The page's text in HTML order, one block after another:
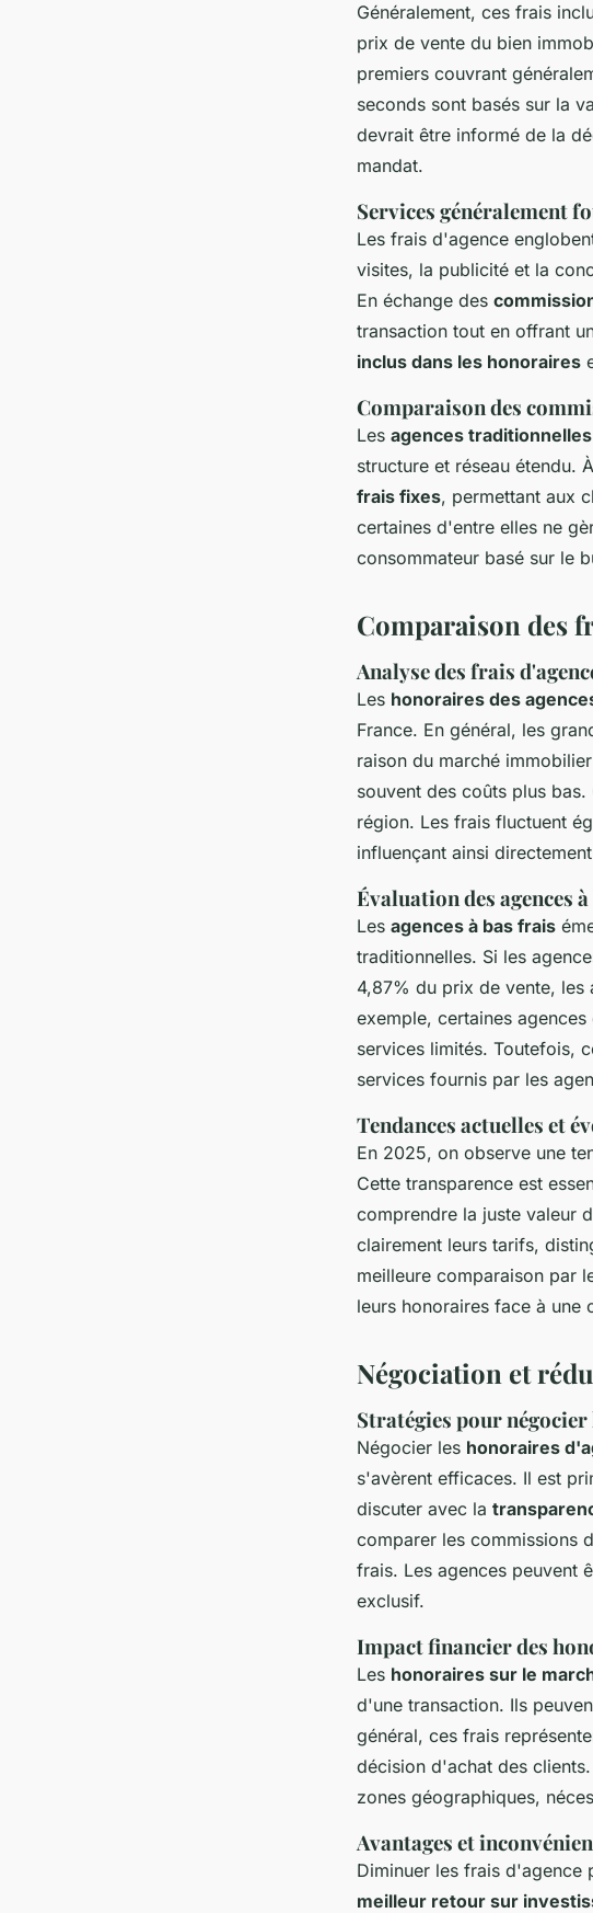
Généralement, ces frais
prix de vente du bien
premiers couvrant
seconds sont basés sur la
devrait être informé de la
mandat.
Services généralement
Les frais d'agence
visites, la publicité et la
En échange des
transaction tout en offrant
inclus dans les honoraires
Comparaison des
Les agences traditionnelles
structure et réseau étendu.
frais fixes, permettant aux
certaines d'entre elles ne
consommateur basé sur le
Comparaison des
Analyse des frais
Les honoraires des
France. En général, les
raison du marché
souvent des coûts plus
région. Les frais fluctuent
influençant ainsi
Évaluation des agences
Les agences à bas frais
traditionnelles. Si les
4,87% du prix de vente,
exemple, certaines
services limités. Toutefois,
services fournis par les
Tendances actuelles et
En 2025, on observe une
Cette transparence est
comprendre la juste valeur
clairement leurs tarifs,
meilleure comparaison par
leurs honoraires face à une
Négociation et
Stratégies pour
Négocier les honoraires
s'avèrent efficaces. Il est
discuter avec la
comparer les commissions
frais. Les agences peuvent
exclusif.
Impact financier des
Les honoraires sur le
d'une transaction. Ils
général, ces frais
décision d'achat des clients.
zones géographiques,
Avantages et
Diminuer les frais d'agence
meilleur retour sur